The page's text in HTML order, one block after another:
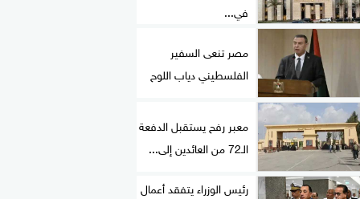
في...
مصر تنعى السفير
الفلسطيني دياب اللوح
معبر رفح يستقبل الدفعة
الـ72 من العائدين إلى...
رئيس الوزراء يتفقد أعمال